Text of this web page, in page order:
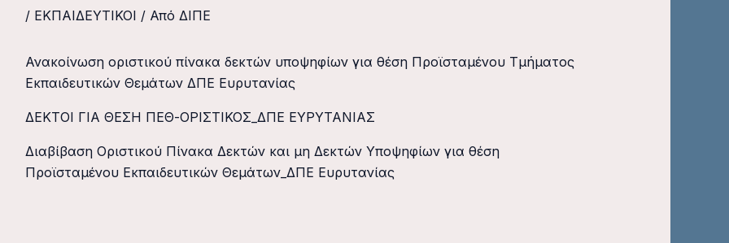
/ ΕΚΠΑΙΔΕΥΤΙΚΟΙ / Από ΔΙΠΕ
Ανακοίνωση οριστικού πίνακα δεκτών υποψηφίων για θέση Προϊσταμένου Τμήματος
Εκπαιδευτικών Θεμάτων ΔΠΕ Ευρυτανίας
ΔΕΚΤΟΙ ΓΙΑ ΘΕΣΗ ΠΕΘ-ΟΡΙΣΤΙΚΟΣ_ΔΠΕ ΕΥΡΥΤΑΝΙΑΣ
Διαβίβαση Οριστικού Πίνακα Δεκτών και μη Δεκτών Υποψηφίων για θέση
Προϊσταμένου Εκπαιδευτικών Θεμάτων_ΔΠΕ Ευρυτανίας